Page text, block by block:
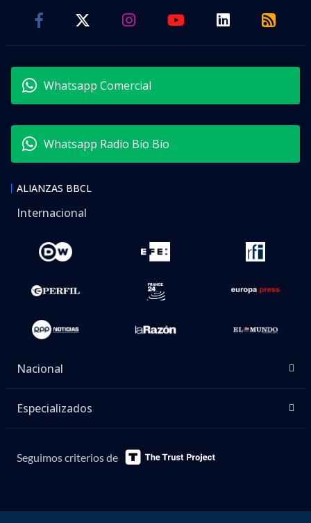
Whatsapp Comercial
Whatsapp Radio Bío Bío
ALIANZAS BBCL
Internacional
Nacional
Especializados
Seguimos criterios de